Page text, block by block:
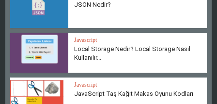
JSON Nedir?
Javascript
Local Storage Nedir? Local Storage Nasıl
Kullanılır...
Javascript
JavaScript Taş Kağıt Makas Oyunu Kodları